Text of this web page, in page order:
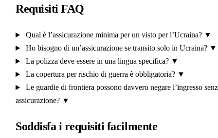
Requisiti FAQ
Qual è l’assicurazione minima per un visto per l’Ucraina? ▼
Ho bisogno di un’assicurazione se transito solo in Ucraina? ▼
La polizza deve essere in una lingua specifica? ▼
La copertura per rischio di guerra è obbligatoria? ▼
Le guardie di frontiera possono davvero negare l’ingresso
assicurazione? ▼
Soddisfa i requisiti facilmente